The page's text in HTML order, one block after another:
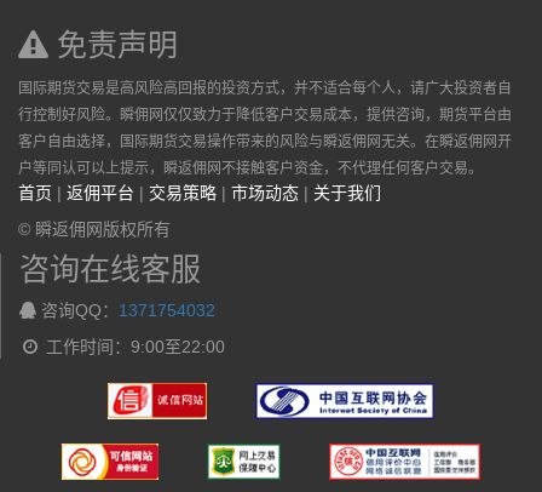
免责声明
国际期货交易是高风险高回报的投资方式，并不适合每个人，请广大投资者自
行控制好风险。瞬佣网仅仅致力于降低客户交易成本，提供咨询，期货平台由
客户自由选择，国际期货交易操作带来的风险与瞬返佣网无关。在瞬返佣网开
户等同认可以上提示，瞬返佣网不接触客户资金，不代理任何客户交易。
首页 | 返佣平台 | 交易策略 | 市场动态 | 关于我们
© 瞬返佣网版权所有
咨询在线客服
咨询QQ： 1371754032
工作时间：9:00至22:00